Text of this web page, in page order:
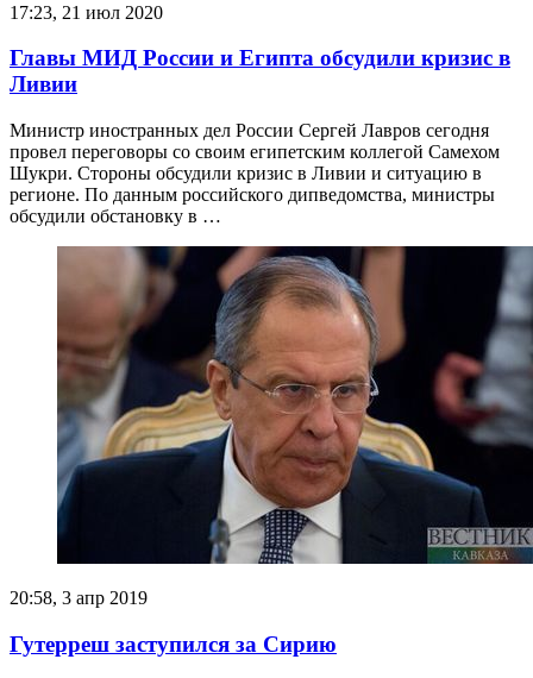
17:23, 21 июл 2020
Главы МИД России и Египта обсудили кризис в
Ливии
Министр иностранных дел России Сергей Лавров сегодня
провел переговоры со своим египетским коллегой Самехом
Шукри. Стороны обсудили кризис в Ливии и ситуацию в
регионе. По данным российского дипведомства, министры
обсудили обстановку в …
20:58, 3 апр 2019
Гутерреш заступился за Сирию